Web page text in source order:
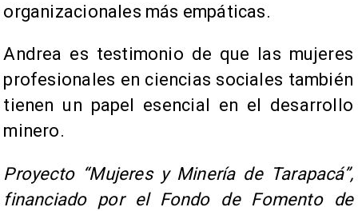
organizacionales más empáticas.
Andrea es testimonio de que las mujeres
profesionales en ciencias sociales también
tienen un papel esencial en el desarrollo
minero.
Proyecto “Mujeres y Minería de Tarapacá”,
financiado por el Fondo de Fomento de